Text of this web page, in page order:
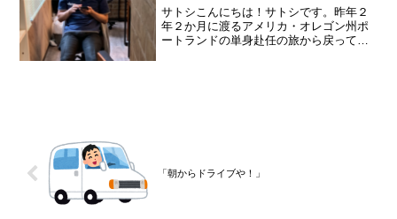
サトシこんにちは！サトシです。昨年２
年２か月に渡るアメリカ・オレゴン州ポ
ートランドの単身赴任の旅から戻ってき
「朝からドライブや！」